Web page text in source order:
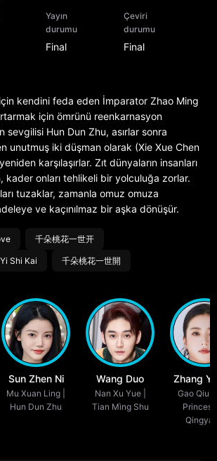
Yayın
durumu
Final
Çeviri
durumu
Final
kendini feda eden İmparator Zhao Ming
için ömrünü reenkarnasyon
sevgilisi Hun Dun Zhu, asırlar sonra
unutmuş iki düşman olarak (Xie Xue Chen
karşılaşırlar. Zıt dünyaların insanları
kader onları tehlikeli bir yolculuğa zorlar.
tuzaklar, zamanla omuz omuza
ve kaçınılmaz bir aşka dönüşür.
千朵桃花一世开
Shi Kai 千朵桃花一世開
Sun Zhen Ni
Mu Xuan Ling |
Hun Dun Zhu
Wang Duo
Nan Xu Yue |
Tian Mìng Shu
Zhang
Gao Qiu